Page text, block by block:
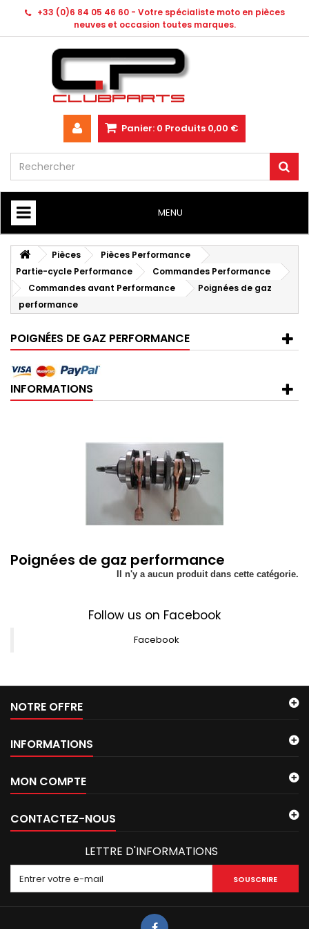
+33 (0)6 84 05 46 60 - Votre spécialiste moto en pièces
neuves et occasion toutes marques.
Panier: 0 Produits 0,00 €
MENU
HOME
Pièces
Pièces Performance
Partie-cycle Performance
Commandes Performance
Commandes avant Performance
Poignées de gaz
performance
POIGNÉES DE GAZ PERFORMANCE
INFORMATIONS
Poignées de gaz performance
Il n'y a aucun produit dans cette catégorie.
Follow us on Facebook
Facebook
NOTRE OFFRE
INFORMATIONS
MON COMPTE
CONTACTEZ-NOUS
LETTRE D'INFORMATIONS
SOUSCRIRE